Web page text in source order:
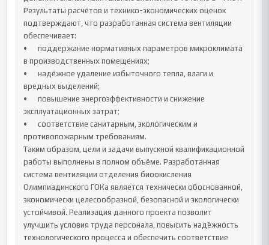
Результаты расчётов и технико-экономических оценок
подтверждают, что разработанная система вентиляции
обеспечивает:
•	поддержание нормативных параметров микроклимата
в производственных помещениях;
•	надёжное удаление избыточного тепла, влаги и
вредных выделений;
•	повышение энергоэффективности и снижение
эксплуатационных затрат;
•	соответствие санитарным, экологическим и
противопожарным требованиям.
Таким образом, цели и задачи выпускной квалификационной
работы выполнены в полном объёме. Разработанная
система вентиляции отделения биоокисления
Олимпиадинского ГОКа является технически обоснованной,
экономически целесообразной, безопасной и экологически
устойчивой. Реализация данного проекта позволит
улучшить условия труда персонала, повысить надёжность
технологического процесса и обеспечить соответствие